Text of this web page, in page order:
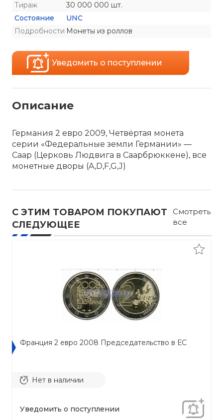
Тираж
30 000 000 шт.
Состояние
UNC
Подробности Монеты из роллов
Уведомить о поступлении
Описание
Германия 2 евро 2009, Четвёртая монета
серии «Федеральные земли Германии» —
Саар (Церковь Людвига в Саарбрюккене), все
монетные дворы (A,D,F,G,J)
С ЭТИМ ТОВАРОМ ПОКУПАЮТ
СЛЕДУЮЩЕЕ
Смотреть
все
Франция 2 евро 2008 Председательство в ЕС
Нет в наличии
Уведомить о поступлении